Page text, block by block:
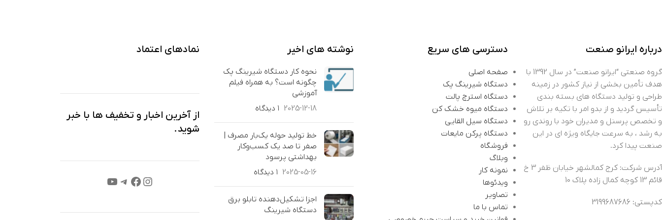
درباره ایرانو صنعت
گروه صنعتی “ایرانو صنعت” در سال 1392 با
هدف تأمین بخشی از نیاز کشور در زمینه
طراحی و تولید دستگاه های بسته بندی
تأسیس گردید و از بدو امر با تکیه بر تلاش
و تخصص پرسنل و مدیران خود با روندی رو
به رشد ، به سرعت جایگاه ویژه ای در این
صنعت پیدا کرد.
آدرس شرکت: کرج کمالشهر خیابان ظفر 3 خ
قائم 13 کوچه کمال زاده پلاک 10
کدپستی: 3199687686
دسترسی های سریع
صفحه اصلی
دستگاه شیرینگ پک
دستگاه استرچ پالت
دستگاه میوه خشک کن
دستگاه سیل القایی
دستگاه پرکن مایعات
فروشگاه
وبلاگ
نمونه کار
ویدئوها
تصاویر
تماس با ما
نوشته های اخیر
نحوه کار دستگاه شیرینگ پک
چگونه است؟ به همراه فیلم
آموزشی
2025-12-18 ۱ دیدگاه
خط تولید حوله یک‌بار مصرف |
صفر تا صد یک کسب‌وکار
بهداشتی پرسود
2025-05-16 ۱ دیدگاه
اجزا تشکیل‌دهنده تابلو برق
دستگاه شیرینگ
نمادهای اعتماد
از آخرین اخبار و تخفیف ها با خبر
شوید.